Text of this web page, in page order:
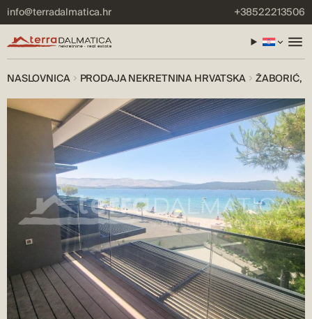
info@terradalmatica.hr +38522213506
NASLOVNICA PRODAJA NEKRETNINA HRVATSKA ŽABORIĆ,